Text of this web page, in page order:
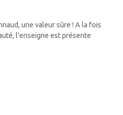
une valeur sûre ! A la fois
l'enseigne est présente